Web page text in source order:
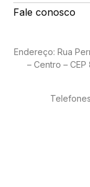
Fale conosco
Endereço: Rua
– Centro – CEP